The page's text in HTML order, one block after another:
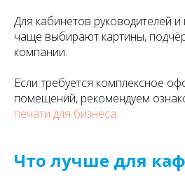
Для кабинетов руководителей
чаще выбирают картины,
компании.
Если требуется комплексное
помещений, рекомендуем
печати для бизнеса.
Что лучше для